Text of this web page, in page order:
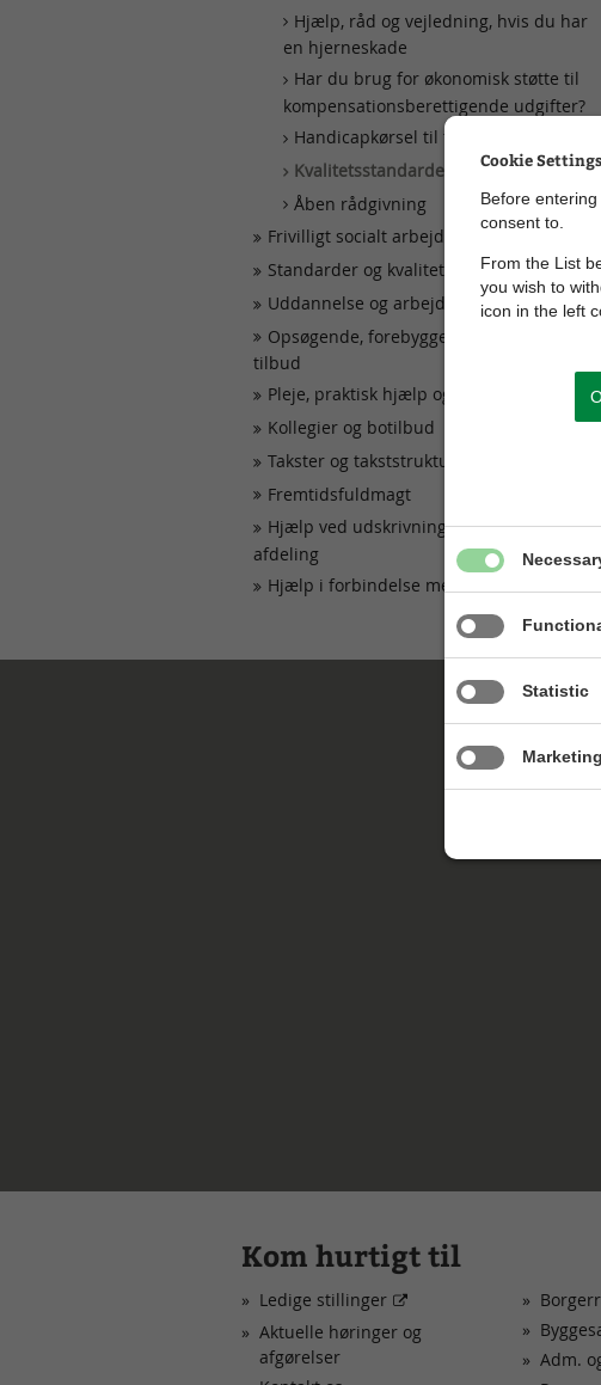
Hjælp, råd og vejledning, hvis du har
en hjerneskade
Har du brug for økonomisk støtte til
kompensationsberettigende udgifter?
Handicapkørsel til fritidsformål
Kvalitetsstandarder og serviceloven
Åben rådgivning
Frivilligt socialt arbejde for seniorer
Standarder og kvalitetssikring
Uddannelse og arbejde
Opsøgende, forebyggende og akutte
tilbud
Pleje, praktisk hjælp og rehabilitering
Kollegier og botilbud
Takster og takststruktur
Fremtidsfuldmagt
Hjælp ved udskrivning fra psykiatrisk
afdeling
Hjælp i forbindelse med stalking
Kom hurtigt til
Ledige stillinger
Aktuelle høringer og
afgørelser
Adm.
Cookie Settings
Before
consent to.
From the List
you wish to
icon in the left
Statistic
Marketing